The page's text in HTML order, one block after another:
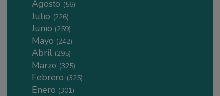
Agosto (56)
Julio (226)
Junio (259)
Mayo (242)
Abril (295)
Marzo (325)
Febrero (325)
Enero (301)